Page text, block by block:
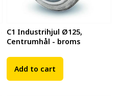
C1 Industrihjul Ø125,
Centrumhål - broms
Add to cart